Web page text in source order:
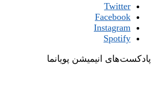
Twitter
Facebook
Instagram
Spotify
پادکست‌های انیمیشن پویانما